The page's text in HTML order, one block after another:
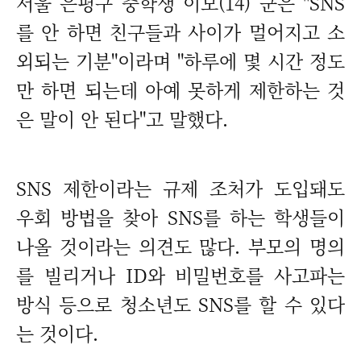
를 안 하면 친구들과 사이가 멀어지고 소
외되는 기분"이라며 "하루에 몇 시간 정도
만 하면 되는데 아예 못하게 제한하는 것
은 말이 안 된다"고 말했다.
SNS 제한이라는 규제 조처가 도입돼도
우회 방법을 찾아 SNS를 하는 학생들이
나올 것이라는 의견도 많다. 부모의 명의
를 빌리거나 ID와 비밀번호를 사고파는
방식 등으로 청소년도 SNS를 할 수 있다
는 것이다.